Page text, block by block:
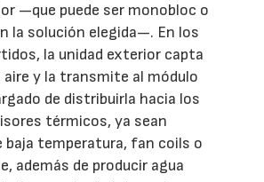
—que puede ser monobloc o
la solución elegida—. En los
la unidad exterior capta
aire y la transmite al módulo
de distribuirla hacia los
térmicos, ya sean
baja temperatura, fan coils o
además de producir agua